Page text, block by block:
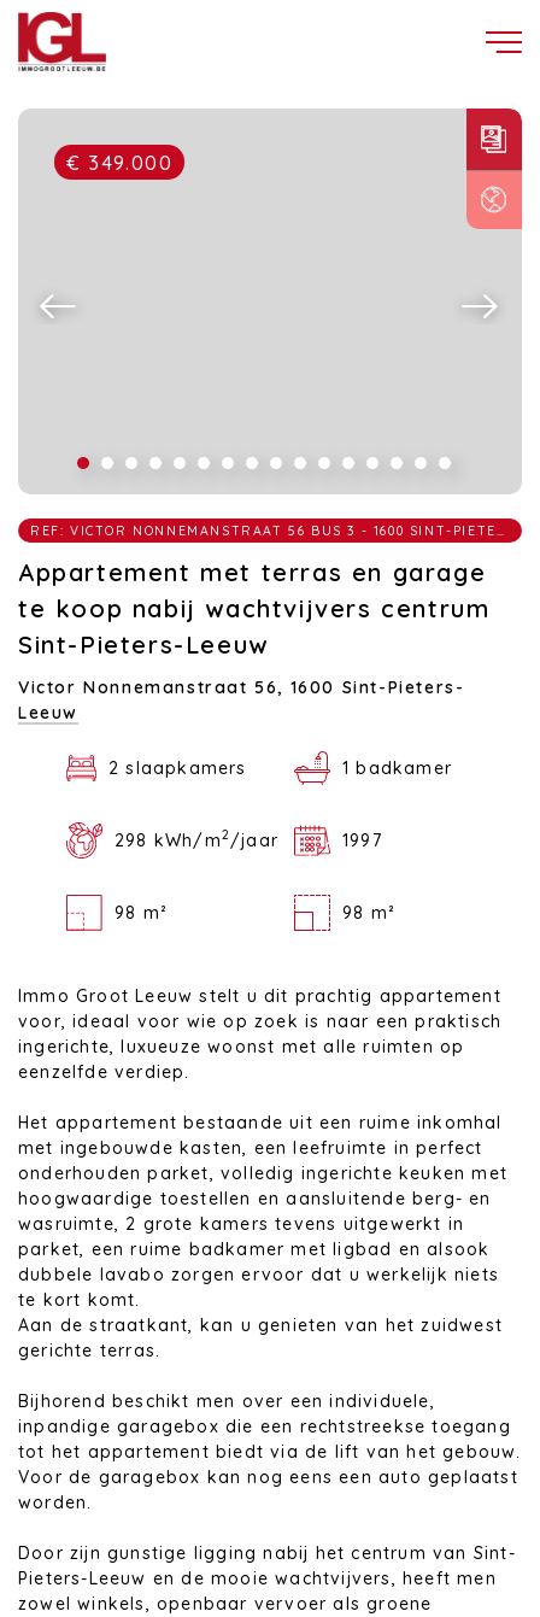
€ 349.000
Appartement met terras en garage
te koop nabij wachtvijvers centrum
Sint-Pieters-Leeuw
Victor Nonnemanstraat 56, 1600 Sint-Pieters-
Leeuw
2 slaapkamers 1 badkamer
298 kWh/m2 /jaar 1997
98 m² 98 m²
Immo Groot Leeuw stelt u dit prachtig appartement
voor, ideaal voor wie op zoek is naar een praktisch
ingerichte, luxueuze woonst met alle ruimten op
eenzelfde verdiep.
Het appartement bestaande uit een ruime inkomhal
met ingebouwde kasten, een leefruimte in perfect
onderhouden parket, volledig ingerichte keuken met
hoogwaardige toestellen en aansluitende berg- en
wasruimte, 2 grote kamers tevens uitgewerkt in
parket, een ruime badkamer met ligbad en alsook
dubbele lavabo zorgen ervoor dat u werkelijk niets
te kort komt.
Aan de straatkant, kan u genieten van het zuidwest
gerichte terras.
Bijhorend beschikt men over een individuele,
inpandige garagebox die een rechtstreekse toegang
tot het appartement biedt via de lift van het gebouw.
Voor de garagebox kan nog eens een auto geplaatst
worden.
Door zijn gunstige ligging nabij het centrum van Sint-
Pieters-Leeuw en de mooie wachtvijvers, heeft men
zowel winkels, openbaar vervoer als groene